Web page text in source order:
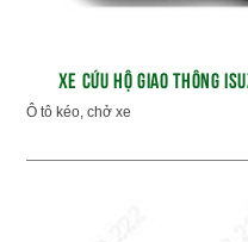
XE CỨU HỘ GIAO THÔNG
Ô tô kéo, chở xe